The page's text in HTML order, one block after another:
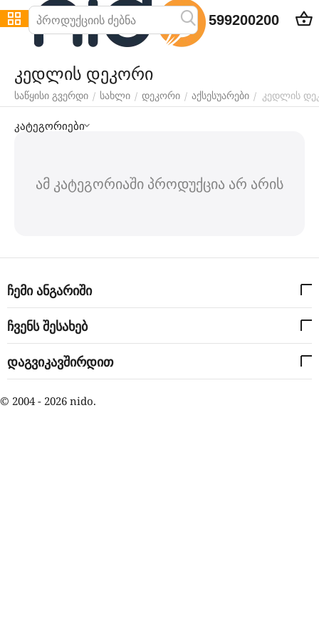
599200200
კედლის დეკორი
საწყისი გვერდი / სახლი / დეკორი / აქსესუარები / კედლის
კატეგორიები
ამ კატეგორიაში პროდუქცია არ არის
ჩემი ანგარიში
ჩვენს შესახებ
დაგვიკავშირდით
© 2004 - 2026 nido.